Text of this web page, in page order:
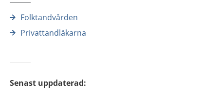
Folktandvården
Privattandläkarna
Senast uppdaterad: